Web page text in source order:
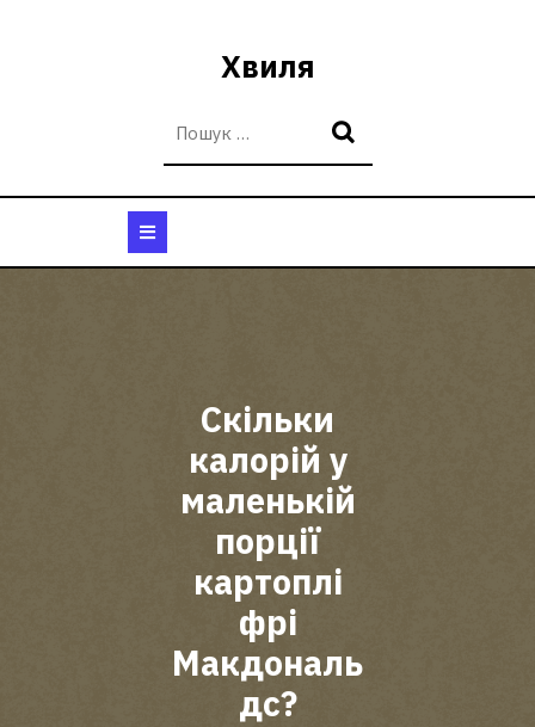
Хвиля
Скільки
калорій у
маленькій
порції
картоплі
фрі
Макдональ
дс?